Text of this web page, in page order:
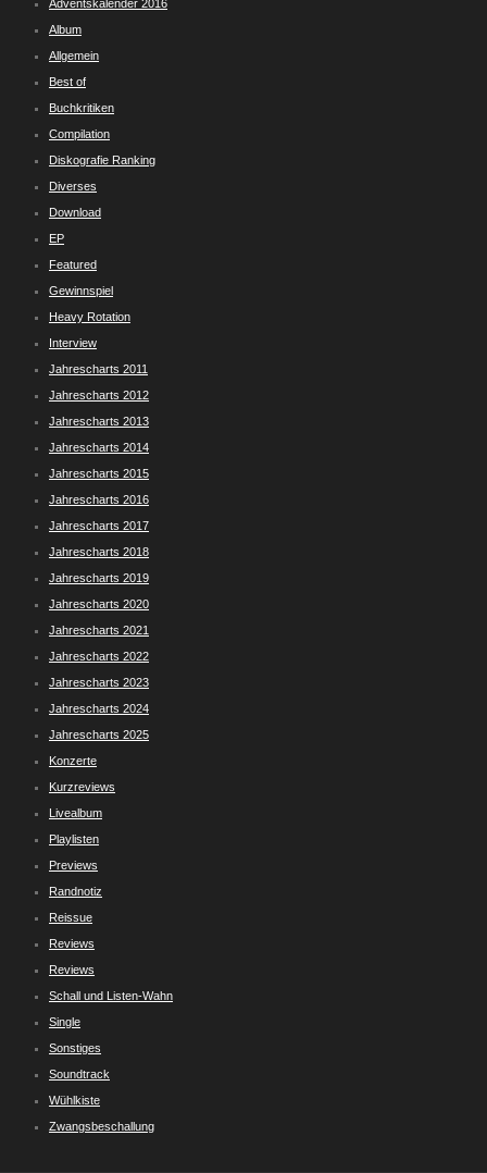
Adventskalender 2016
Album
Allgemein
Best of
Buchkritiken
Compilation
Diskografie Ranking
Diverses
Download
EP
Featured
Gewinnspiel
Heavy Rotation
Interview
Jahrescharts 2011
Jahrescharts 2012
Jahrescharts 2013
Jahrescharts 2014
Jahrescharts 2015
Jahrescharts 2016
Jahrescharts 2017
Jahrescharts 2018
Jahrescharts 2019
Jahrescharts 2020
Jahrescharts 2021
Jahrescharts 2022
Jahrescharts 2023
Jahrescharts 2024
Jahrescharts 2025
Konzerte
Kurzreviews
Livealbum
Playlisten
Previews
Randnotiz
Reissue
Reviews
Reviews
Schall und Listen-Wahn
Single
Sonstiges
Soundtrack
Wühlkiste
Zwangsbeschallung